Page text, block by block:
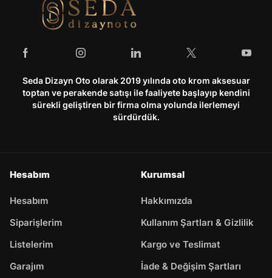
Seda Dizayn Oto olarak 2019 yılında oto krom aksesuar
toptan ve perakende satışı ile faaliyete başlayıp kendini
sürekli geliştiren bir firma olma yolunda ilerlemeyi
sürdürdük.
Hesabım
Hesabım
Siparişlerim
Listelerim
Garajım
Kurumsal
Hakkımızda
Kullanım Şartları & Gizlilik
Kargo ve Teslimat
İade & Değişim Şartları